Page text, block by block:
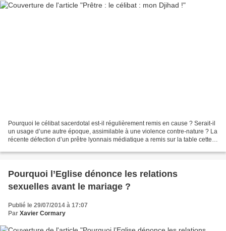
Pourquoi le célibat sacerdotal est-il régulièrement remis en cause ? Serait-il
un usage d’une autre époque, assimilable à une violence contre-nature ? La
récente défection d’un prêtre lyonnais médiatique a remis sur la table cette
Pourquoi l’Eglise dénonce les relations
sexuelles avant le mariage ?
Publié le 29/07/2014 à 17:07
Par Xavier Cormary